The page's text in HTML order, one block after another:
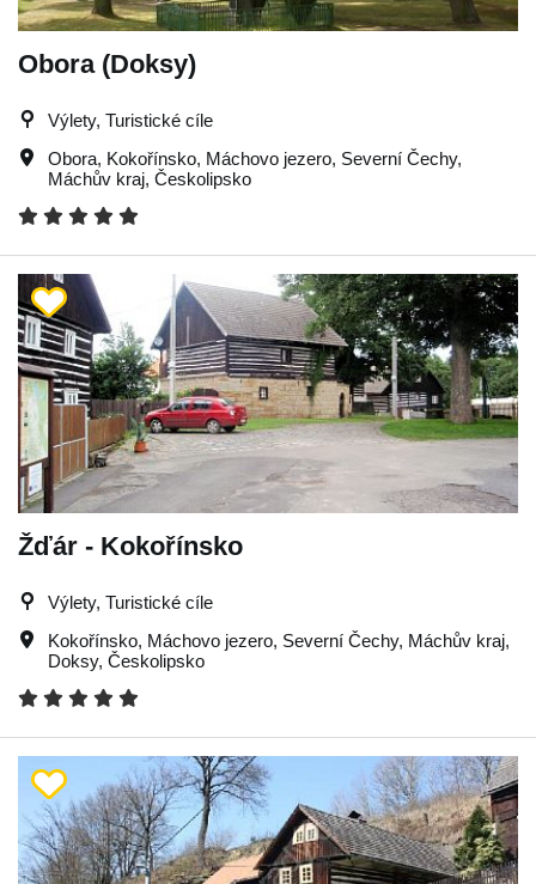
Obora (Doksy)
Výlety, Turistické cíle
Obora, Kokořínsko, Máchovo jezero, Severní Čechy,
Máchův kraj, Českolipsko
Žďár - Kokořínsko
Výlety, Turistické cíle
Kokořínsko, Máchovo jezero, Severní Čechy, Máchův kraj,
Doksy, Českolipsko